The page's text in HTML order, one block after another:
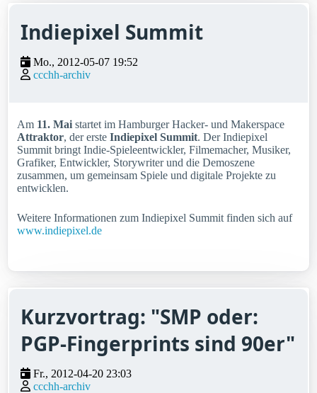
Indiepixel Summit
Mo., 2012-05-07 19:52
ccchh-archiv
Am 11. Mai startet im Hamburger Hacker- und Makerspace
Attraktor, der ersteIndiepixel Summit. Der Indiepixel
Summit bringt Indie-Spieleentwickler, Filmemacher, Musiker,
Grafiker, Entwickler, Storywriter und die Demoszene
zusammen, um gemeinsam Spiele und digitale Projekte zu
entwicklen.
Weitere Informationen zum Indiepixel Summit finden sich auf
www.indiepixel.de
Kurzvortrag: "SMP oder:
PGP-Fingerprints sind 90er"
Fr., 2012-04-20 23:03
ccchh-archiv